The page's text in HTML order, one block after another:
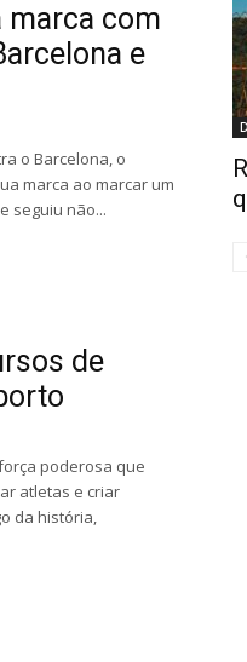
marca com
e
o Barcelona, o
marca ao marcar um
seguiu não...
de
poderosa que
atletas e criar
da história,